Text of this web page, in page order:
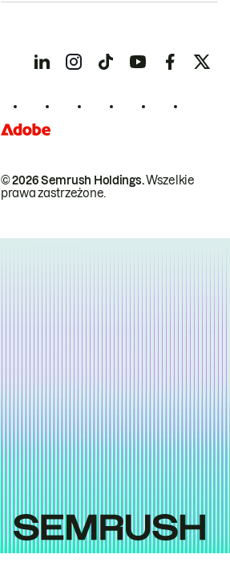
© 2026 Semrush Holdings.Wszelkie
prawa zastrzeżone.